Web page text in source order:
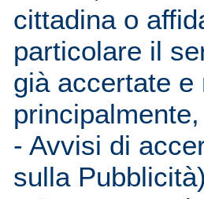
cittadina o
particolare il
già accertate e
- Avvisi di
sulla